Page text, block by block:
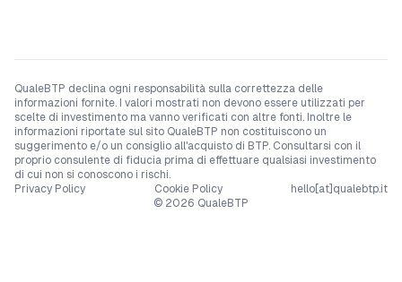
QualeBTP declina ogni responsabilità sulla correttezza delle
informazioni fornite. I valori mostrati non devono essere utilizzati per
scelte di investimento ma vanno verificati con altre fonti. Inoltre le
informazioni riportate sul sito QualeBTP non costituiscono un
suggerimento e/o un consiglio all'acquisto di BTP. Consultarsi con il
proprio consulente di fiducia prima di effettuare qualsiasi investimento
di cui non si conoscono i rischi.
Privacy Policy
Cookie Policy
hello[at]qualebtp.it
© 2026 QualeBTP